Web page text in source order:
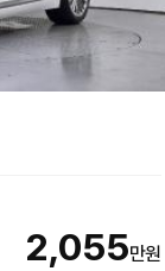
2,055만원